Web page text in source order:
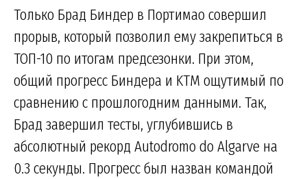
Только Брад Биндер в Портимао совершил
прорыв, который позволил ему закрепиться в
ТОП-10 по итогам предсезонки. При этом,
общий прогресс Биндера и KTM ощутимый по
сравнению с прошлогодним данными. Так,
Брад завершил тесты, углубившись в
абсолютный рекорд Autodromo do Algarve на
0.3 секунды. Прогресс был назван командой